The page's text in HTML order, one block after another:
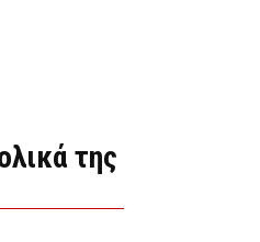
της